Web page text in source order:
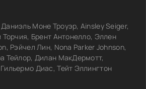
Моне Троуэр, Ainsley Seiger,
Торчия, Брент Антонелло, Эллен
Рэйчел Лин, Nona Parker Johnson,
Тейлор, Дилан МакДермотт,
Диас, Тейт Эллингтон